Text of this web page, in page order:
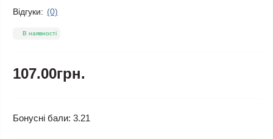
Відгуки: (0)
В наявності
107.00грн.
Бонусні бали: 3.21